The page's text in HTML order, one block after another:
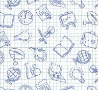
E-Mail:
Інтернет-магазин
© 2024. Розробка:Skill
Про видавництво
Контакти